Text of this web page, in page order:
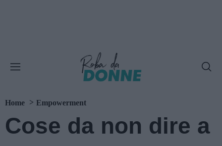
Home Empowerment
Cose da non dire a